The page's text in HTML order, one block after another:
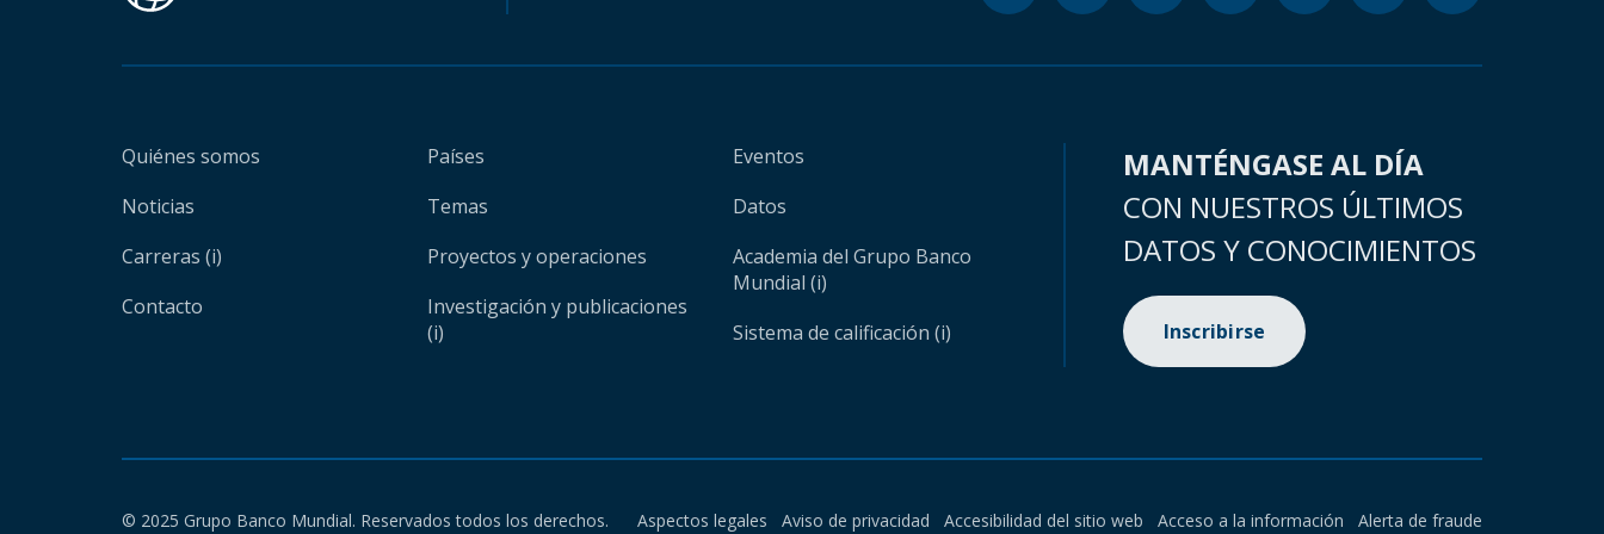
Quiénes somos
Noticias
Carreras (i)
Contacto
Países
Temas
Proyectos y operaciones
Investigación y publicaciones
(i)
Eventos
Datos
Academia del Grupo Banco
Mundial (i)
Sistema de calificación (i)
MANTÉNGASE AL DÍA
CON NUESTROS ÚLTIMOS
DATOS Y CONOCIMIENTOS
Inscribirse
© 2025 Grupo Banco Mundial. Reservados todos los derechos. Aspectos legales Aviso de privacidad Accesibilidad del sitio web Acceso a la información
Alerta de fraude